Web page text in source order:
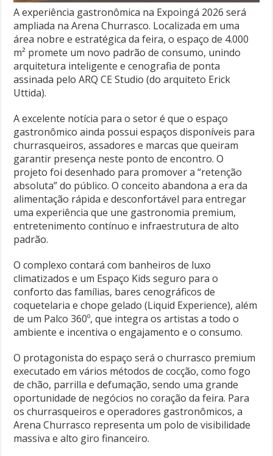
A experiência gastronômica na Expoingá 2026 será
ampliada na Arena Churrasco. Localizada em uma
área nobre e estratégica da feira, o espaço de 4.000
m² promete um novo padrão de consumo, unindo
arquitetura inteligente e cenografia de ponta
assinada pelo ARQ CE Studio (do arquiteto Erick
Uttida).
A excelente notícia para o setor é que o espaço
gastronômico ainda possui espaços disponíveis para
churrasqueiros, assadores e marcas que queiram
garantir presença neste ponto de encontro. O
projeto foi desenhado para promover a “retenção
absoluta” do público. O conceito abandona a era da
alimentação rápida e desconfortável para entregar
uma experiência que une gastronomia premium,
entretenimento contínuo e infraestrutura de alto
padrão.
O complexo contará com banheiros de luxo
climatizados e um Espaço Kids seguro para o
conforto das famílias, bares cenográficos de
coquetelaria e chope gelado (Liquid Experience), além
de um Palco 360º, que integra os artistas a todo o
ambiente e incentiva o engajamento e o consumo.
O protagonista do espaço será o churrasco premium
executado em vários métodos de cocção, como fogo
de chão, parrilla e defumação, sendo uma grande
oportunidade de negócios no coração da feira. Para
os churrasqueiros e operadores gastronômicos, a
Arena Churrasco representa um polo de visibilidade
massiva e alto giro financeiro.